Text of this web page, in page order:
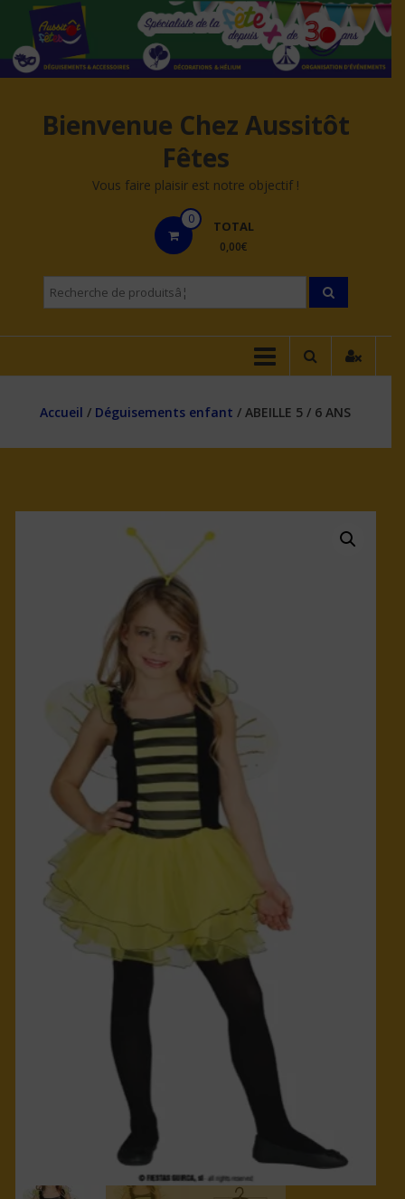
contenu
Bienvenue Chez Aussitôt
Fêtes
Vous faire plaisir est notre objectif !
0 TOTAL
0,00€
Recherche
pourÂ :
Accueil / Déguisements enfant / ABEILLE 5 / 6 ANS